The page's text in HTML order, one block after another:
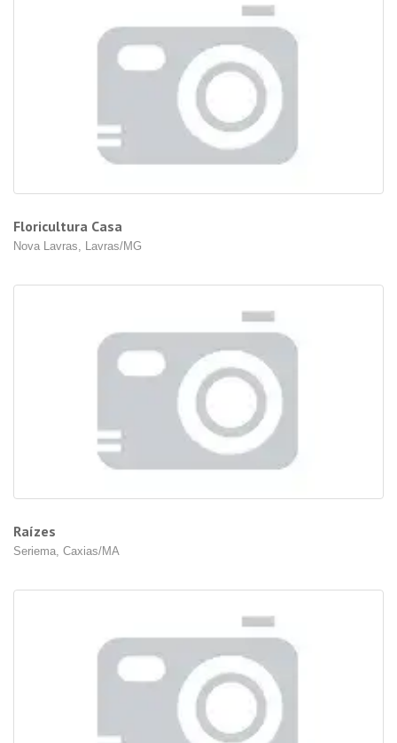
Floricultura Casa
Nova Lavras, Lavras/MG
Raízes
Seriema, Caxias/MA